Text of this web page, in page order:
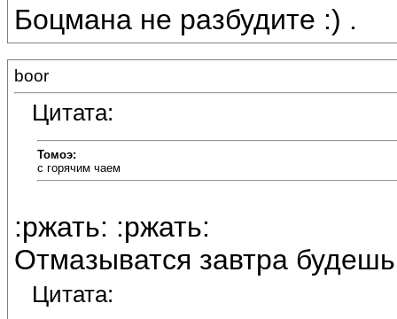
Боцмана не разбудите :) .
boor
Цитата:
Томоэ:
с горячим чаем
:ржать: :ржать:
Отмазыватся завтра
Цитата: